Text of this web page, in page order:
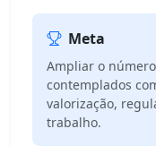
Meta
Ampliar o
contemplados
valorização,
trabalho.